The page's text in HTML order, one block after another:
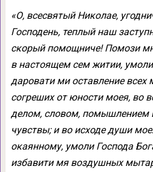
«О, всесвятый Николае,
Господень, теплый наш
скорый помощниче! Помози
в настоящем сем житии,
даровати ми оставление всех
согреших от юности моея, во
делом, словом, помышлением
чувствы; и во исходе души
окаянному, умоли Господа
избавити мя воздушных